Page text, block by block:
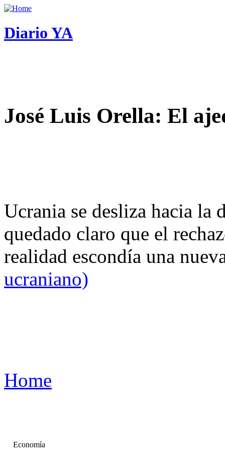
Diario YA
José Luis Orella: El
Ucrania se desliza hacia
quedado claro que el
realidad escondía una
ucraniano)
Home
Economía